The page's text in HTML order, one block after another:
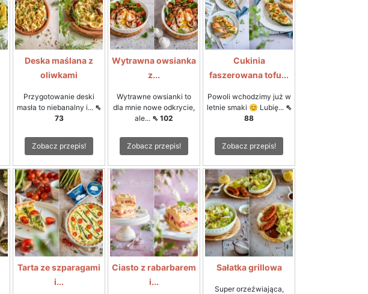
Deska maślana z
oliwkami
Przygotowanie deski
masła to niebanalny i... ⇖
73
Zobacz przepis!
Wytrawna owsianka
z...
Wytrawne owsianki to
dla mnie nowe odkrycie,
ale... ⇖ 102
Zobacz przepis!
Cukinia
faszerowana tofu...
Powoli wchodzimy już w
letnie smaki 😊 Lubię... ⇖
88
Zobacz przepis!
Tarta ze szparagami
i...
Ciasto z rabarbarem
i...
Sałatka grillowa
Super orzeźwiająca,